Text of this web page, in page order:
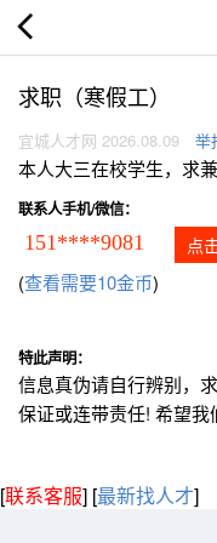
求职（寒假工）
宜城人才网 2026.08.09 举
本人大三在校学生，求
联系人手机/微信：
151****9081 点
(查看需要10金币)
特此声明：
信息真伪请自行辨别，
保证或连带责任! 希望我
[联系客服] [最新找人才]